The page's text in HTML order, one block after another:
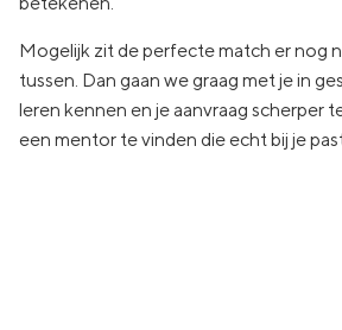
Mogelijk zit deperfecte match er nog
tussen. Dan gaan we graag met je in
leren kennen en je aanvraag scherper
een mentor te vinden die echt bij je